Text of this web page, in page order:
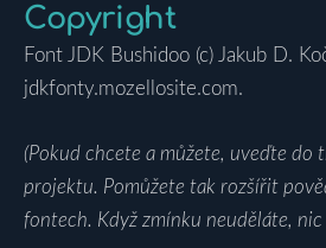
Copyright
Font JDK Bushidoo (c) Jakub D.
jdkfonty.mozellosite.com.
(Pokud chcete a můžete, uveďte do
projektu. Pomůžete tak rozšířit
fontech. Když zmínku neuděláte, nic